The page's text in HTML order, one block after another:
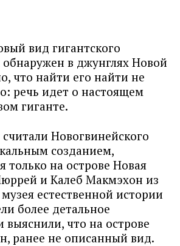
вид гигантского
в джунглях Новой
что найти его найти не
речь идет о настоящем
гиганте.
Новогвинейского
созданием,
только на острове Новая
и Калеб Макмэхон из
естественной истории
более детальное
выяснили, что на острове
ранее не описанный вид.